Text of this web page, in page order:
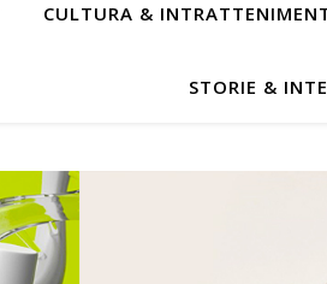
CULTURA &
STORIE &